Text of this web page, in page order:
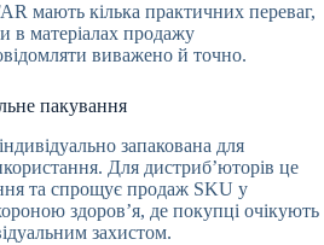
мають кілька практичних переваг,
в матеріалах продажу
виважено й точно.
пакування
запакована для
Для дистриб’юторів це
та спрощує продаж SKU у
здоров’я, де покупці очікують
захистом.